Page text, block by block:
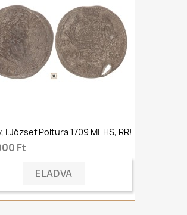
I.József Poltura 1709 MI-HS, RR!
Ft
ELADVA